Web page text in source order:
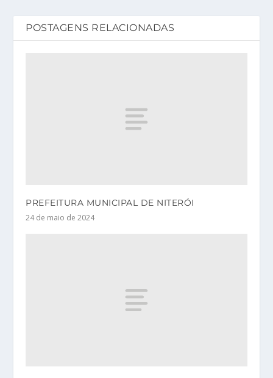
POSTAGENS RELACIONADAS
PREFEITURA MUNICIPAL DE NITERÓI
24 de maio de 2024